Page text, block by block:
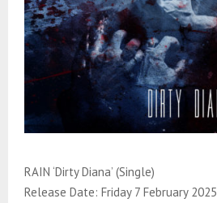
RAIN ‘Dirty Diana’ (Single)
Release Date: Friday 7 February 2025